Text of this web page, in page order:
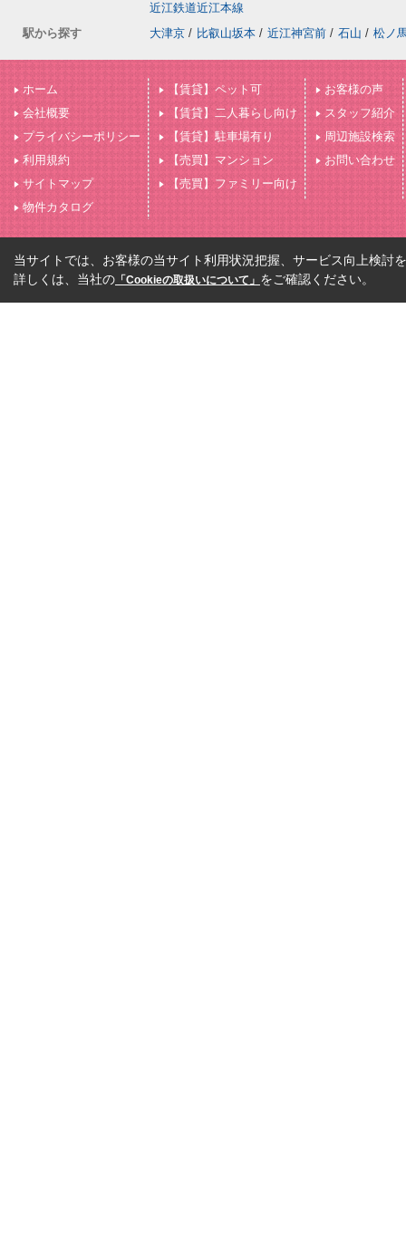
近江鉄道近江本線
駅から探す
大津京 / 比叡山坂本 / 近江神宮前 / 石山 / 松ノ
ホーム
会社概要
プライバシーポリシー
利用規約
サイトマップ
物件カタログ
【賃貸】ペット可
【賃貸】二人暮らし向け
【賃貸】駐車場有り
【売買】マンション
【売買】ファミリー向け
お客様の声
スタッフ紹介
周辺施設検索
お問い合わせ
当サイトでは、お客様の当サイト利用状況把握、サービス向上検討
詳しくは、当社の 「Cookieの取扱いについて」 をご確認ください。